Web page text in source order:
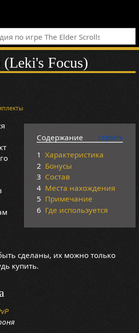
Focus)
Содержание
1 Характеристика
2 Бонусы
3 Состав
4 Места нахождения
5 Примечание
6 Где используется
сделаны, их можно только
купить.